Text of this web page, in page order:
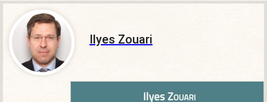
Ilyes Zouari